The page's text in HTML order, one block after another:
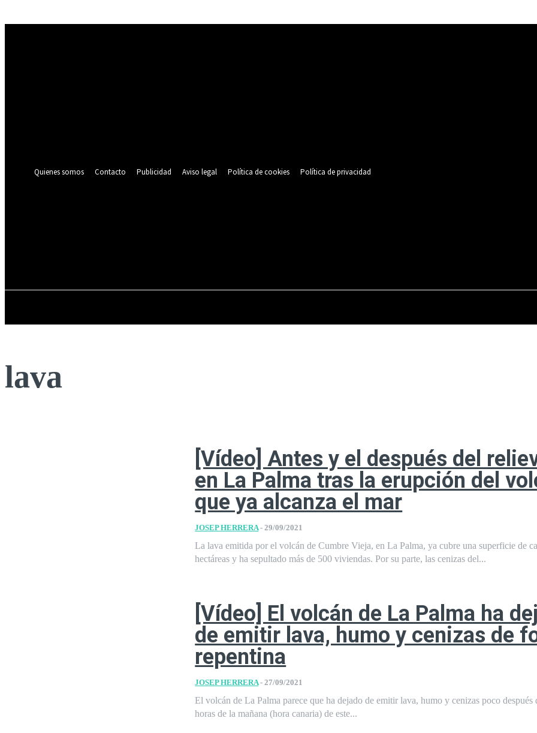
Quienes somos
Contacto Publicidad Aviso legal Política de cookies Política de privacidad
lava
[Vídeo] Antes y el después del
en La Palma tras la erupción del
que ya alcanza el mar
JOSEP HERRERA - 29/09/2021
La lava emitida por el volcán de Cumbre Vieja, en La Palma, ya cubre una superficie de
hectáreas y ha sepultado más de 500 viviendas. Por su parte, las cenizas del...
[Vídeo] El volcán de La Palma ha
de emitir lava, humo y cenizas de
repentina
JOSEP HERRERA - 27/09/2021
El volcán de La Palma parece que ha dejado de emitir lava, humo y cenizas poco después
horas de la mañana (hora canaria) de este...